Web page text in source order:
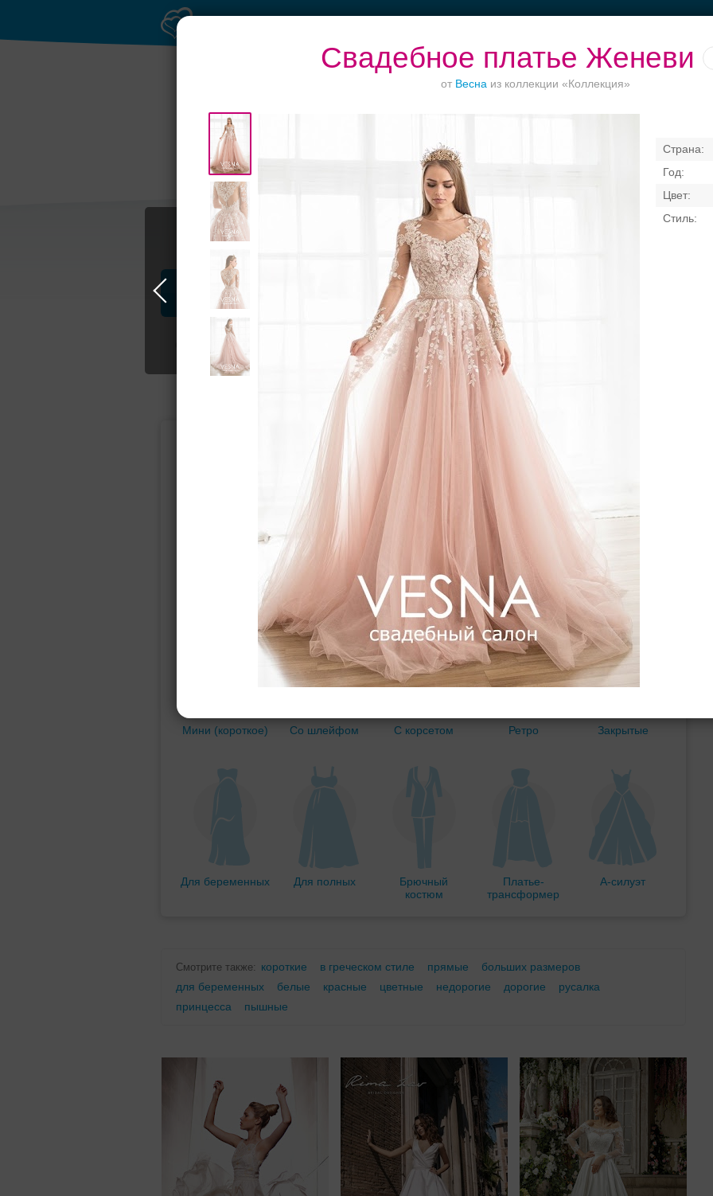
Свадебное платье Женеви
от Весна из коллекции «Коллекция»
Ваш безупречный
образ
Профессионалы и услуги Свадебные платья
Свадьба в Москве Свадебные платья
Подбор свадебного платья
По стилю
Русалка Принцесса Бальное
Мини (короткое) Со шлейфом С корсетом Ретро Закрытые
Для беременных Для полных
Брючный
костюм
Платье-
трансформер
А-силуэт
Смотрите также: короткие в греческом стиле прямые
больших размеров
для беременных
белые красные цветные недорогие дорогие
русалка
принцесса
пышные